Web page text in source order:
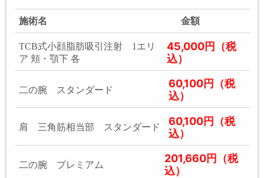
施術名 金額
TCB式小顔脂肪吸引注射 1エリ
ア 頬・顎下 各
45,000円（税
込）
二の腕 スタンダード
60,100円（税
込）
肩 三角筋相当部 スタンダード
60,100円（税
込）
二の腕 プレミアム
201,660円（税
込）